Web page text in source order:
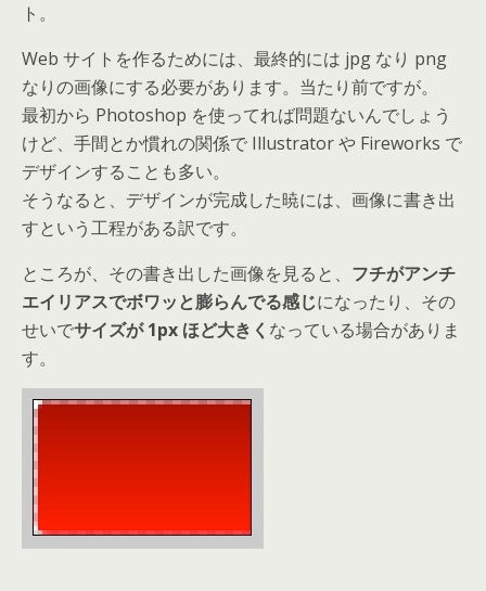
ト。
Web サイトを作るためには、最終的には jpg なり png
なりの画像にする必要があります。当たり前ですが。
最初から Photoshop を使ってれば問題ないんでしょう
けど、手間とか慣れの関係で Illustrator や Fireworks で
デザインすることも多い。
そうなると、デザインが完成した暁には、画像に書き出
すという工程がある訳です。
ところが、その書き出した画像を見ると、 フチがアンチ
エイリアスでボワッと膨らんでる感じになったり、その
せいでサイズが 1px ほど大きく なっている場合がありま
す。